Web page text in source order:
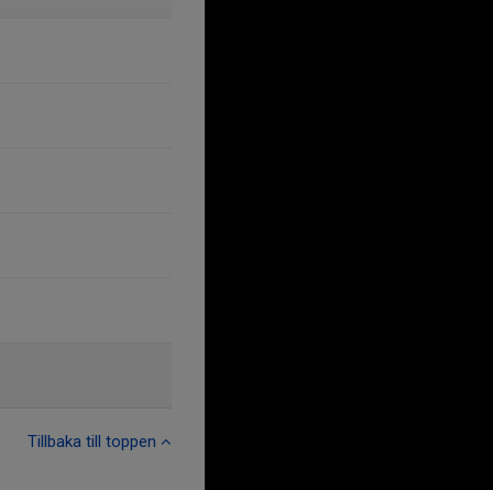
Tillbaka till toppen